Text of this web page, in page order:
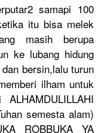
samapi 100
ika itu bisa melek
masih berupa
ke lubang hidung
bersin,lalu turun
ilham untuk
LAHI
semesta alam)
ROBBUKA YA